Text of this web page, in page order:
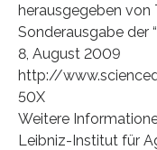
herausgegeben von
Sonderausgabe der
8, August 2009
http://
50X
Weitere
Leibniz-Institut für